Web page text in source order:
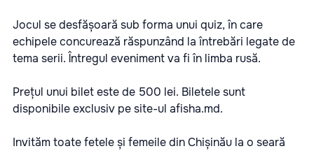
Jocul se desfășoară sub forma unui quiz, în care
echipele concurează răspunzând la întrebări legate de
tema serii. Întregul eveniment va fi în limba rusă.
Prețul unui bilet este de 500 lei. Biletele sunt
disponibile exclusiv pe site-ul afisha.md.
Invităm toate fetele și femeile din Chișinău la o seară